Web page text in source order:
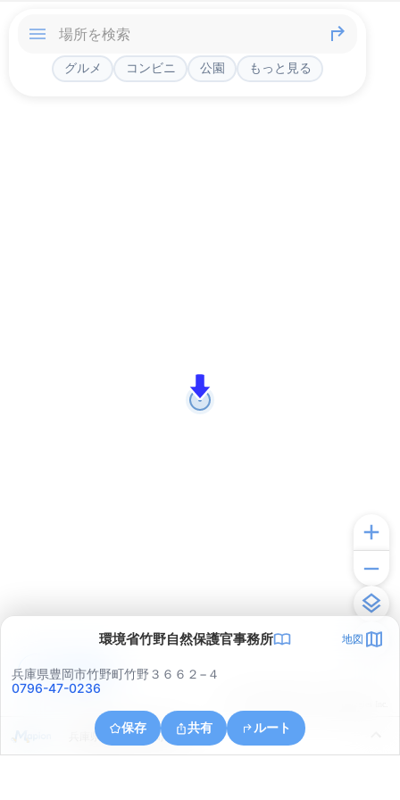
グルメ コンビニ 公園 もっと見る
環境省竹野自然保護官事務所 地図
兵庫県豊岡市竹野町竹野３６６２−４
0796-47-0236
保存 共有 ルート
兵庫県豊岡市竹野町宇日
アプリで見る